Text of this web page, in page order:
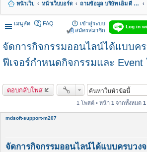
หน้าเว็บ หน้าเว็บบอร์ด ถามข้อมูล บริษัท เอ็ม ดี ซอฟต์ จำกัด
เมนูลัด
Log in
FAQ
เข้าสู่ระบบ
สมัครสมาชิก
จัดการกิจกรรมออนไลน์ได้แบบค
ฟีเจอร์กำหนดกิจกรรมและ Event
ตอบกลับโพส
1 โพสต์ • หน้า 1 จากทั้งหมด 1
mdsoft-support-m207
จัดการกิจกรรมออนไลน์ได้แบบครบวง